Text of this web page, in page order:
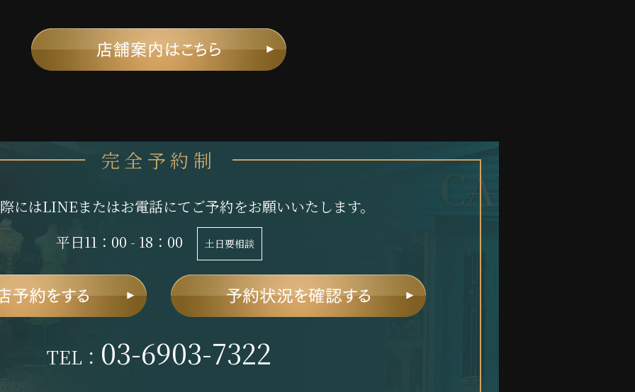
完全予約制
にはLINEまたはお電話にてご予約をお願いいたします。
平日11：00 - 18：00
土日要相談
TEL： 03-6903-7322